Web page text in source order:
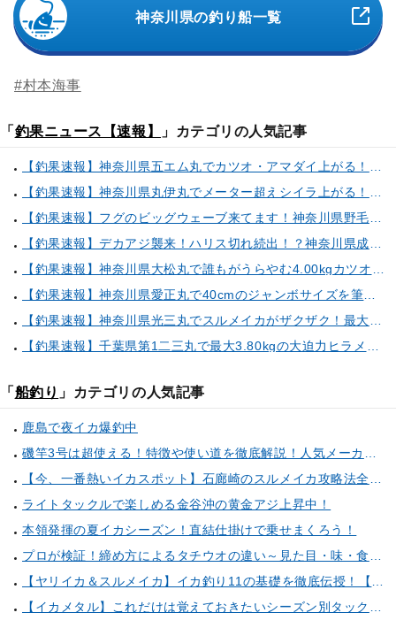
神奈川県の釣り船一覧
#村本海事
「 釣果ニュース【速報】 」カテゴリの人気記事
【釣果速報】神奈川県五エム丸でカツオ・アマダイ上がる！イトヨリ・カサゴ・鬼カサゴなどゲストも多種多様！充実の釣行をお約束します！
【釣果速報】神奈川県丸伊丸でメーター超えシイラ上がる！夏の海のモンスターと勝負したいなら今すぐ予約を！
【釣果速報】フグのビッグウェーブ来てます！神奈川県野毛屋釣船店で38cmのショウサイフグGET！このチャンスを逃すな！
【釣果速報】デカアジ襲来！ハリス切れ続出！？神奈川県成銀丸は今が狙い目の大チャンス！
【釣果速報】神奈川県大松丸で誰もがうらやむ4.00kgカツオをキャッチ！あなたも乗船して青物三昧しませんか？
【釣果速報】神奈川県愛正丸で40cmのジャンボサイズを筆頭にアジが釣れまくり！味も極上な今が乗船どき！
【釣果速報】神奈川県光三丸でスルメイカがザクザク！最大40cm！気になる竿頭の仕掛けは？
【釣果速報】千葉県第1二三丸で最大3.80kgの大迫力ヒラメ獲れる！憧れの巨大根魚に出会う船の旅に出ませんか？
「 船釣り 」カテゴリの人気記事
鹿島で夜イカ爆釣中
磯竿3号は超使える！特徴や使い道を徹底解説！人気メーカーのおすすめ磯竿もピックアップ！
【今、一番熱いイカスポット】石廊崎のスルメイカ攻略法全解説！（とび島丸／西伊豆 土肥恋人岬）
ライトタックルで楽しめる金谷沖の黄金アジ上昇中！
本領発揮の夏イカシーズン！直結仕掛けで乗せまくろう！
プロが検証！締め方によるタチウオの違い～見た目・味・食感・生臭さを徹底的に分析します～
【ヤリイカ＆スルメイカ】イカ釣り11の基礎を徹底伝授！【中編】（喜平治丸／三浦半島剣崎間口港）
【イカメタル】これだけは覚えておきたいシーズン別タックルセレクト術